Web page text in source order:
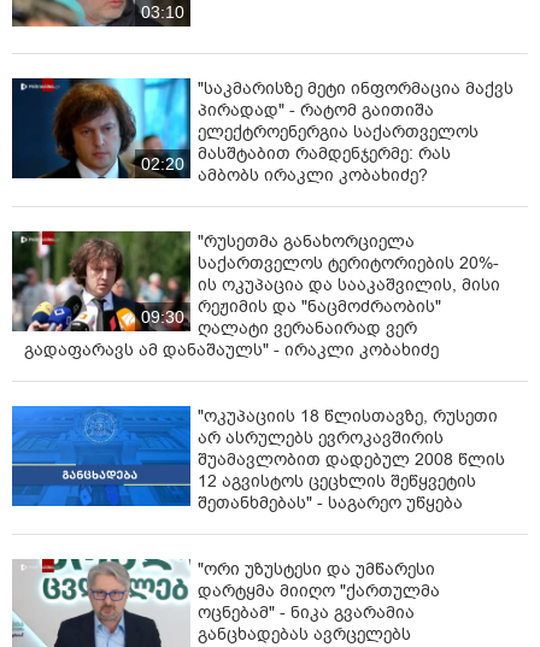
03:10
02:20
"საკმარისზე მეტი ინფორმაცია მაქვს
პირადად" - რატომ გაითიშა
ელექტროენერგია საქართველოს
მასშტაბით რამდენჯერმე: რას
ამბობს ირაკლი კობახიძე?
09:30
"რუსეთმა განახორციელა
საქართველოს ტერიტორიების 20%-
ის ოკუპაცია და სააკაშვილის, მისი
რეჟიმის და "ნაცმოძრაობის"
ღალატი ვერანაირად ვერ
გადაფარავს ამ დანაშაულს" - ირაკლი კობახიძე
"ოკუპაციის 18 წლისთავზე, რუსეთი
არ ასრულებს ევროკავშირის
შუამავლობით დადებულ 2008 წლის
12 აგვისტოს ცეცხლის შეწყვეტის
შეთანხმებას" - საგარეო უწყება
"ორი უზუსტესი და უმწარესი
დარტყმა მიიღო "ქართულმა
ოცნებამ" - ნიკა გვარამია
განცხადებას ავრცელებს